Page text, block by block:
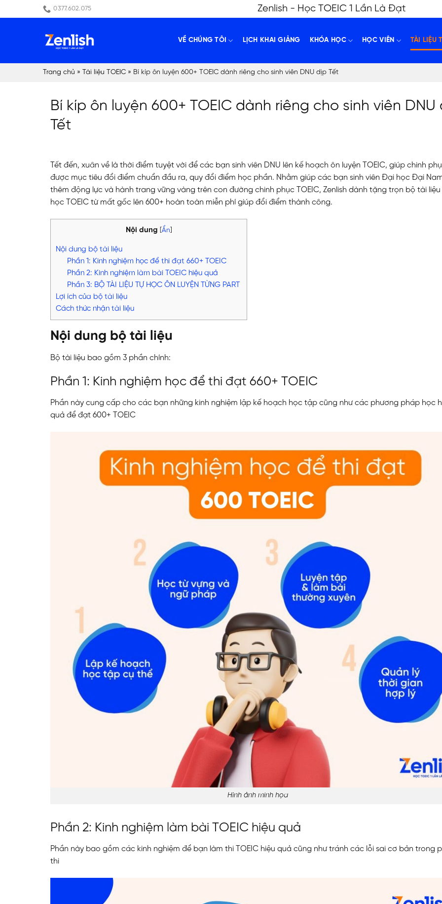
to
0377.602.075 Zenlish - Học TOEIC 1 Lần Là Đạt
VỀ CHÚNG TÔI LỊCH KHAI GIẢNG KHÓA HỌC HỌC VIÊN TÀI LIỆU
Trang chủ » Tài liệu TOEIC » Bí kíp ôn luyện 600+ TOEIC dành riêng cho sinh viên DNU dịp Tết
Bí kíp ôn luyện 600+ TOEIC dành riêng cho sinh viên DNU
Tết
Tết đến, xuân về là thời điểm tuyệt vời để các bạn sinh viên DNU lên kế hoạch ôn luyện TOEIC, giúp chinh
được mục tiêu đổi điểm chuẩn đầu ra, quy đổi điểm học phần. Nhằm giúp các bạn sinh viên Đại học Đại
thêm động lực và hành trang vững vàng trên con đường chinh phục TOEIC, Zenlish dành tặng trọn bộ tài
học TOEIC từ mất gốc lên 600+ hoàn toàn miễn phí giúp đổi điểm thành công.
Nội dung Ẩn
Nội dung bộ tài liệu
Phần 1: Kinh nghiệm học để thi đạt 660+ TOEIC
Phần 2: Kinh nghiệm làm bài TOEIC hiệu quả
Phần 3: BỘ TÀI LIỆU TỰ HỌC ÔN LUYỆN TỪNG PART
Lợi ích của bộ tài liệu
Cách thức nhận tài liệu
Nội dung bộ tài liệu
Bộ tài liệu bao gồm 3 phần chính:
Phần 1: Kinh nghiệm học để thi đạt 660+ TOEIC
Phần này cung cấp cho các bạn những kinh nghiệm lập kế hoạch học tập cũng như các phương pháp học
quả để đạt 600+ TOEIC
Hình ảnh minh họa
Phần 2: Kinh nghiệm làm bài TOEIC hiệu quả
Phần này bao gồm các kinh nghiệm để bạn làm thi TOEIC hiệu quả cũng như tránh các lỗi sai cơ bản trong
thi